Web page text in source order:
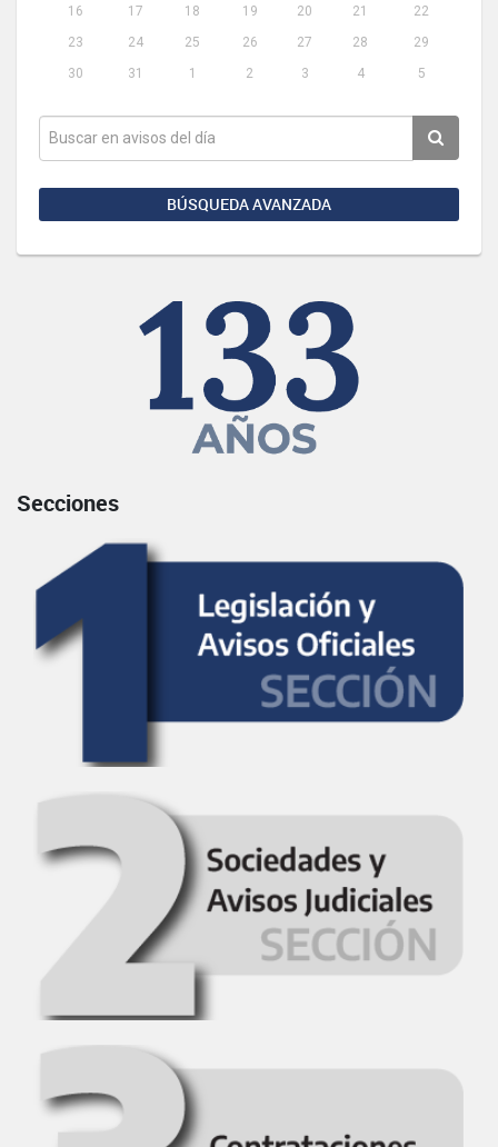
16
17 18 19 20 21
22
23
24 25 26 27 28
29
30
31 1 2 3 4 5
BÚSQUEDA AVANZADA
Secciones